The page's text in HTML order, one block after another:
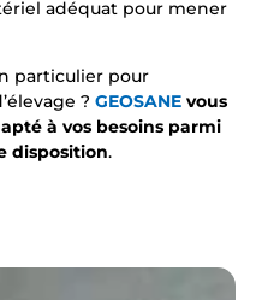
adéquat pour mener
particulier pour
?GEOSANE vous
à vos besoins parmi
disposition.